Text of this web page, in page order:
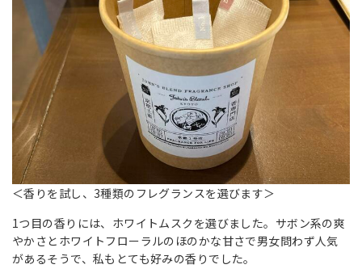
＜香りを試し、3種類のフレグランスを選びます＞
1つ目の香りには、ホワイトムスクを選びました。サボン系の爽
やかさとホワイトフローラルのほのかな甘さで男女問わず人気
があるそうで、私もとても好みの香りでした。